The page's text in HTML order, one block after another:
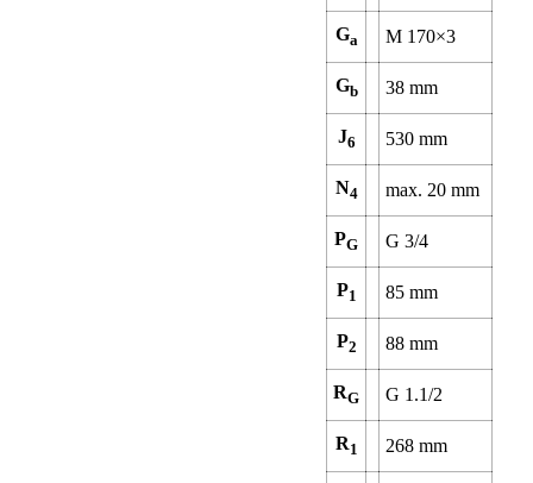
Ga M 170×3
Gb 38mm
J6 530mm
N4 max. 20mm
PG G 3/4
P1 85mm
P2 88mm
RG G 1.1/2
R1 268mm